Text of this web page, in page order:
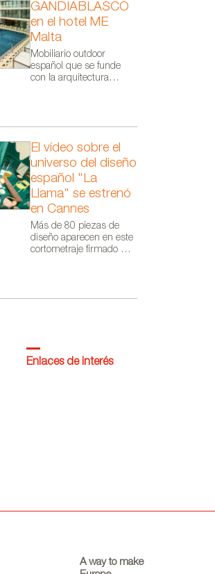
Colección Elephant diseñada
GANDIABLASCO
en el hotel ME
Malta
Mobiliario outdoor
español que se funde
con la arquitectura
El vídeo sobre el
universo del diseño
español "La
Llama" se estrenó
en Cannes
Más de 80 piezas de
diseño aparecen en este
cortometraje firmado por
Enlaces de interés
A way to make